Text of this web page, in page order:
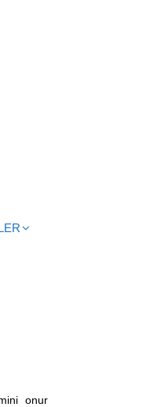
onur